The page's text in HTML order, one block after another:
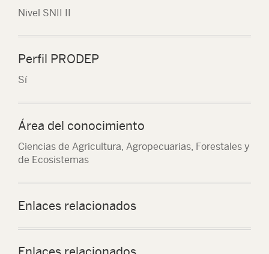
Nivel SNII II
Perfil PRODEP
Sí
Área del conocimiento
Ciencias de Agricultura, Agropecuarias, Forestales y
de Ecosistemas
Enlaces relacionados